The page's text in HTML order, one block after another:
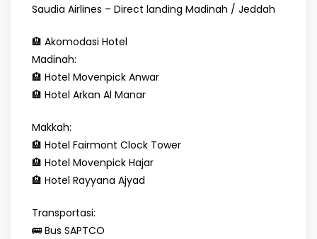
Saudia Airlines – Direct landing Madinah / Jeddah
🏨 Akomodasi Hotel
Madinah:
🏨 Hotel Movenpick Anwar
🏨 Hotel Arkan Al Manar
Makkah:
🏨 Hotel Fairmont Clock Tower
🏨 Hotel Movenpick Hajar
🏨 Hotel Rayyana Ajyad
Transportasi:
🚌 Bus SAPTCO